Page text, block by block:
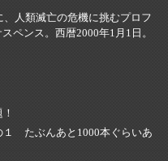
人類滅亡の危機に挑むプロフ
ペンス。西暦2000年1月1日。
１ たぶんあと1000本ぐらいあ